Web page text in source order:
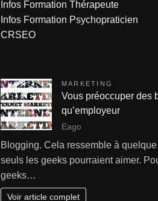
Infos Formation Thérapeute
Infos Formation Psychopraticien
CRSEO
MARKETING
Vous préoccuper des
qu’employeur
Eago
Blogging. Cela ressemble à
seuls les geeks pourraient aimer.
geeks…
Voir article complet